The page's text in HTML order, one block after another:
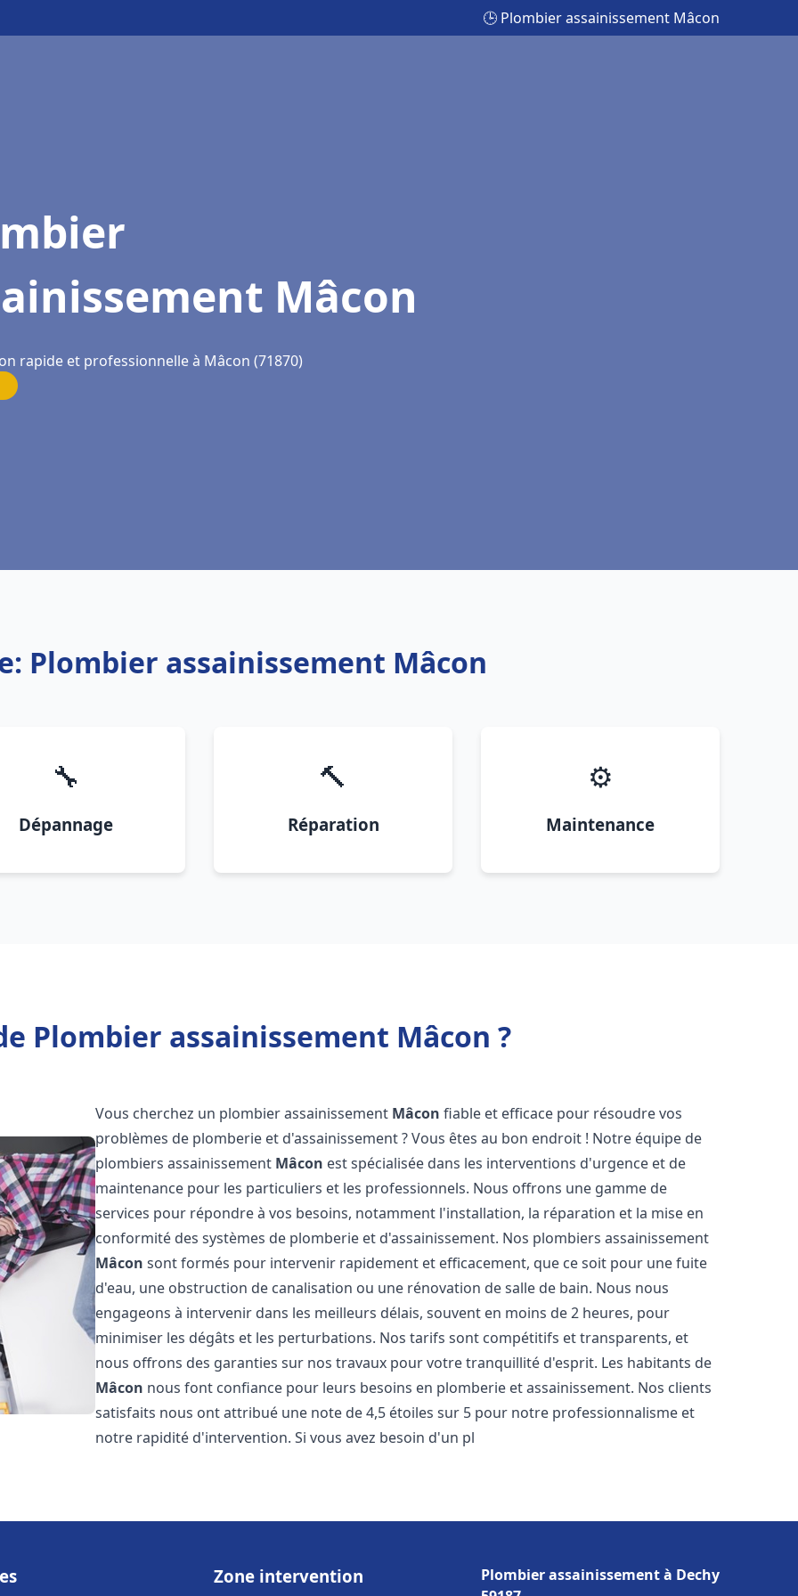
🕒 Plombier assainissement Mâcon
Mâcon
rapide et professionnelle à Mâcon (71870)
Plombier assainissement Mâcon
🔧
Dépannage
🔨
Réparation
⚙️
Maintenance
Plombier assainissement Mâcon ?
Vous cherchez un plombier assainissement Mâcon fiable et efficace pour résoudre vos
problèmes de plomberie et d'assainissement ? Vous êtes au bon endroit ! Notre équipe de
plombiers assainissement Mâcon est spécialisée dans les interventions d'urgence et de
maintenance pour les particuliers et les professionnels. Nous offrons une gamme de
services pour répondre à vos besoins, notamment l'installation, la réparation et la mise en
conformité des systèmes de plomberie et d'assainissement. Nos plombiers assainissement
Mâcon sont formés pour intervenir rapidement et efficacement, que ce soit pour une fuite
d'eau, une obstruction de canalisation ou une rénovation de salle de bain. Nous nous
engageons à intervenir dans les meilleurs délais, souvent en moins de 2 heures, pour
minimiser les dégâts et les perturbations. Nos tarifs sont compétitifs et transparents, et
nous offrons des garanties sur nos travaux pour votre tranquillité d'esprit. Les habitants de
Mâcon nous font confiance pour leurs besoins en plomberie et assainissement. Nos clients
satisfaits nous ont attribué une note de 4,5 étoiles sur 5 pour notre professionnalisme et
notre rapidité d'intervention. Si vous avez besoin d'un pl
Zone intervention
Plombier assainissement à Dechy